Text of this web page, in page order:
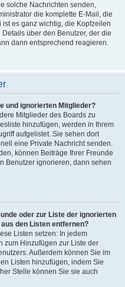
solche Nachrichten senden,
die komplette E-Mail, die
es ganz wichtig, die Kopfzeilen
über den Benutzer, der die
dann entsprechend reagieren.
und ignorierten Mitglieder?
Mitglieder des Boards zu
hinzufügen, werden in Ihrem
aufgelistet. Sie sehen dort
eine Private Nachricht senden.
können Beiträge Ihrer Freunde
Benutzer ignorieren, dann sehen
oder zur Liste der ignorierten
den Listen entfernen?
Listen setzen: In jedem
zum Hinzufügen zur Liste der
Außerdem können Sie im
Listen hinzufügen, indem Sie
Stelle können Sie sie auch